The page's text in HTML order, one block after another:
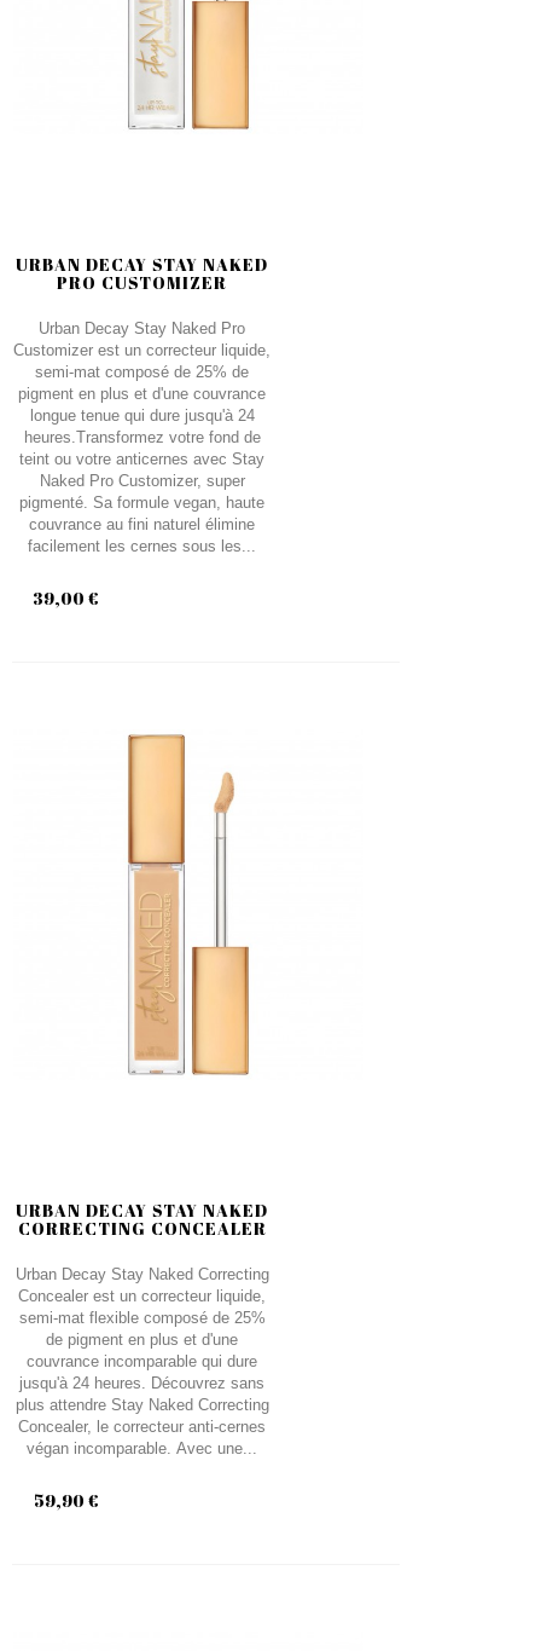
URBAN DECAY STAY NAKED
PRO CUSTOMIZER
Urban Decay Stay Naked Pro
Customizer est un correcteur liquide,
semi-mat composé de 25% de
pigment en plus et d'une couvrance
longue tenue qui dure jusqu'à 24
heures.Transformez votre fond de
teint ou votre anticernes avec Stay
Naked Pro Customizer, super
pigmenté. Sa formule vegan, haute
couvrance au fini naturel élimine
facilement les cernes sous les...
39,00 €
URBAN DECAY STAY NAKED
CORRECTING CONCEALER
Urban Decay Stay Naked Correcting
Concealer est un correcteur liquide,
semi-mat flexible composé de 25%
de pigment en plus et d'une
couvrance incomparable qui dure
jusqu'à 24 heures. Découvrez sans
plus attendre Stay Naked Correcting
Concealer, le correcteur anti-cernes
végan incomparable. Avec une...
59,90 €